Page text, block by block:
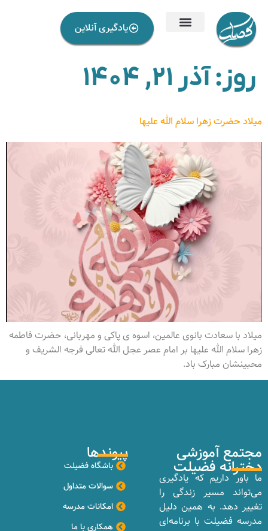
یادگیری آنلاین
روز:آذر ۲۱, ۱۴۰۴
میلاد حضرت زهرا سلام الله علیها
میلاد با سعادت بانوی عالمین، اسوه ی پاکی و مهربانی، حضرت فاطمه
زهرا سلام الله علیها بر امام عصر عجل الله تعالی فرجه الشریف و
محبینشان مبارک باد.
مجتمع آموزشی
دخترانه فضیلت
ما باور داریم که یادگیری
می‌تواند مسیر زندگی را
تغییر دهد. به همین دلیل
مدرسه فضیلت با برنامه‌ای
پیوندها
باشگاه فضیلت
سوالات متداول
امکانات مدرسه
همکاری با ما